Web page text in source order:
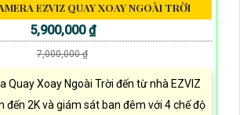
EZVIZ QUAY XOAY NGOÀI TRỜI
5,900,000 ₫
7,000,000 ₫
Quay Xoay Ngoài Trời đến từ nhà EZVIZ
đến 2K và giám sát ban đêm với 4 chế độ